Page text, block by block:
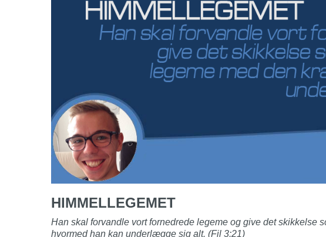
HIMMELLEGEMET
Han skal forvandle vort fornedrede legeme og give det skikkelse
hvormed han kan underlægge sig alt. (Fil 3:21)